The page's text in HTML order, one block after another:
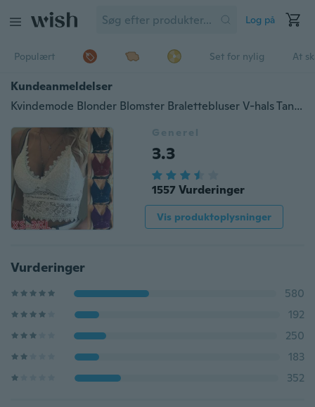
Log på
Populært Set for nylig At
Kundeanmeldelser
Kvindemode Blonder Blomster Bralettebluser V-hals Tank Tops Afgrøder Top Spaghetti Strop Damer Camisole Plus størrelse XS-3XL
Generel
3.3
1557 Vurderinger
Vis produktoplysninger
Vurderinger
580
192
250
183
352